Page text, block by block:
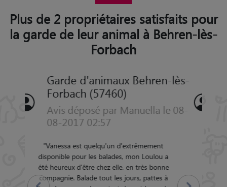
Plus de 2 propriétaires satisfaits pour
la garde de leur animal à Behren-lès-
Forbach
Garde d'animaux Behren-lès-
Forbach (57460)
Avis déposé par Christel le 20-
06-2011 11:53
"Merci beaucoup Lucie pour cette garde
durant ce week-end et d'avoir pris soin de
Rasta. Tres bon accueil. J'espère avoir le
plaisir de vous le confier à nouveau. Chris
Précédent